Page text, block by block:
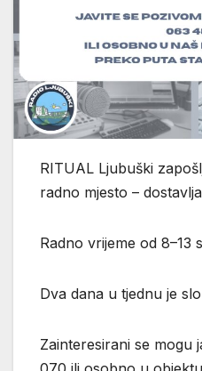
RITUAL Ljubuški
radno mjesto –
Radno vrijeme od 8–13
Dva dana u tjednu je
Zainteresirani se mogu